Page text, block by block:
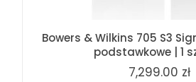
Bowers & Wilkins 705 S3
podstawkowe | 1
7,299.00 zł